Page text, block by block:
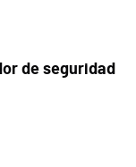
de seguridad